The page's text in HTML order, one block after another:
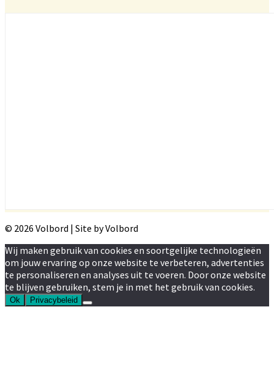
© 2026 Volbord | Site by Volbord
Wij maken gebruik van cookies en soortgelijke technologieën
om jouw ervaring op onze website te verbeteren, advertenties
te personaliseren en analyses uit te voeren. Door onze website
te blijven gebruiken, stem je in met het gebruik van cookies.
Ok Privacybeleid